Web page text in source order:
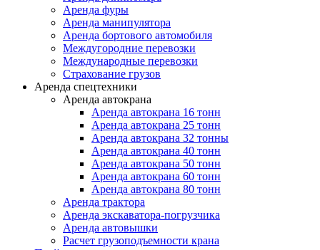
Аренда фуры
Аренда манипулятора
Аренда бортового автомобиля
Междугородние перевозки
Международные перевозки
Страхование грузов
Аренда спецтехники
Аренда автокрана
Аренда автокрана 16 тонн
Аренда автокрана 25 тонн
Аренда автокрана 32 тонны
Аренда автокрана 40 тонн
Аренда автокрана 50 тонн
Аренда автокрана 60 тонн
Аренда автокрана 80 тонн
Аренда трактора
Аренда экскаватора-погрузчика
Аренда автовышки
Расчет грузоподъемности крана